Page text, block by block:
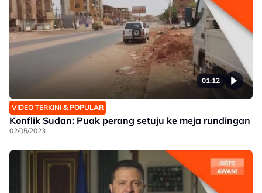
01:12
VIDEO TERKINI & POPULAR
Konflik Sudan: Puak perang setuju ke meja rundingan
02/05/2023